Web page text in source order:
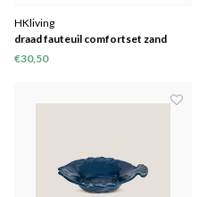
HKliving
draad fauteuil comfortset zand
€30,50